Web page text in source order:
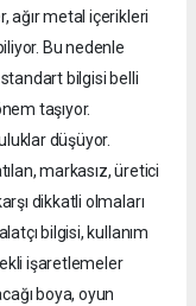
ağır metal içerikleri
Bu nedenle
bilgisi belli
taşıyor.
düşüyor.
markasız, üretici
dikkatli olmaları
bilgisi, kullanım
işaretlemeler
boya, oyun